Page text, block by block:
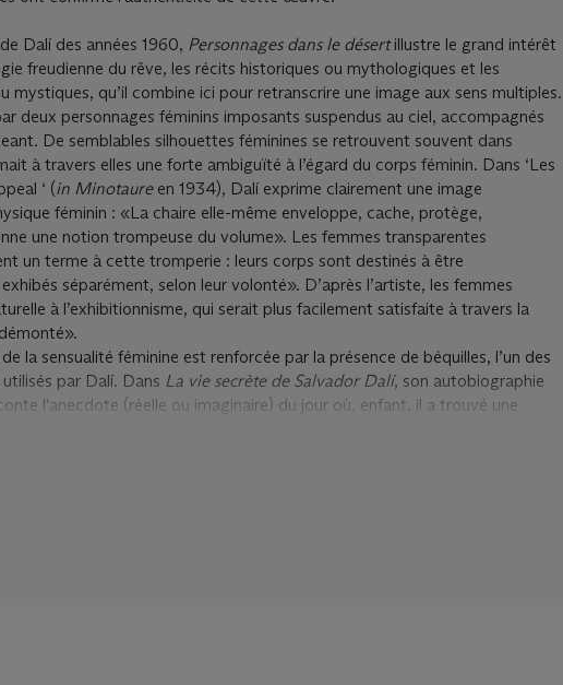
Dalí des années 1960, Personnages dans le désertillustre le grand intérêt
freudienne du rêve, les récits historiques ou mythologiques et les
mystiques, qu’il combine ici pour retranscrire une image aux sens multiples.
deux personnages féminins imposants suspendus au ciel, accompagnés
De semblables silhouettes féminines se retrouvent souvent dans
à travers elles une forte ambiguïté à l’égard du corps féminin. Dans ‘Les
‘ (in Minotaure en 1934), Dalí exprime clairement une image
féminin : «La chaire elle-même enveloppe, cache, protège,
une notion trompeuse du volume». Les femmes transparentes
un terme à cette tromperie : leurs corps sont destinés à être
séparément, selon leur volonté». D’après l’artiste, les femmes
à l’exhibitionnisme, qui serait plus facilement satisfaite à travers la
la sensualité féminine est renforcée par la présence de béquilles, l’un des
par Dalí. Dans La vie secrète de Salvador Dalí, son autobiographie
l'anecdote (réelle ou imaginaire) du jour où, enfant, il a trouvé une
sexuel. Au cœur du lexique visuel de Dalí, la béquille est l’un des objets les
et bientôt révolue. Les corps féminins flottants dans